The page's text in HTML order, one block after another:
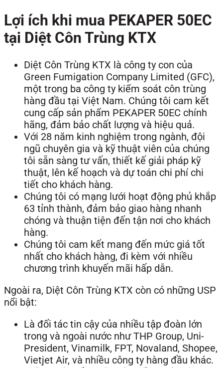
Lợi ích khi mua PEKAPER 50EC
tại Diệt Côn Trùng KTX
Diệt Côn Trùng KTX là công ty con của
Green Fumigation Company Limited (GFC),
một trong ba công ty kiểm soát côn trùng
hàng đầu tại Việt Nam. Chúng tôi cam kết
cung cấp sản phẩm PEKAPER 50EC chính
hãng, đảm bảo chất lượng và hiệu quả.
Với 28 năm kinh nghiệm trong ngành, đội
ngũ chuyên gia và kỹ thuật viên của chúng
tôi sẵn sàng tư vấn, thiết kế giải pháp kỹ
thuật, lên kế hoạch và dự toán chi phí chi
tiết cho khách hàng.
Chúng tôi có mạng lưới hoạt động phủ khắp
63 tỉnh thành, đảm bảo giao hàng nhanh
chóng và thuận tiện đến tận nơi cho khách
hàng.
Chúng tôi cam kết mang đến mức giá tốt
nhất cho khách hàng, đi kèm với nhiều
chương trình khuyến mãi hấp dẫn.
Ngoài ra, Diệt Côn Trùng KTX còn có những USP
nổi bật:
Là đối tác tin cậy của nhiều tập đoàn lớn
trong và ngoài nước như THP Group, Uni-
President, Vinamilk, FPT, Novaland, Shopee,
Vietjet Air, và nhiều công ty hàng đầu khác.